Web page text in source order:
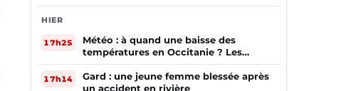
HIER
17h25
Météo : à quand une baisse des
températures en Occitanie ? Les
prévisions
17h14
Gard : une jeune femme blessée après
un accident en rivière